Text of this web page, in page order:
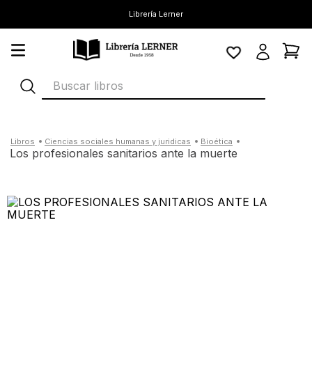
Librería Lerner
Buscar libros
ciencias sociales humanas y juridicas bioética
los profesionales sanitarios ante la muerte